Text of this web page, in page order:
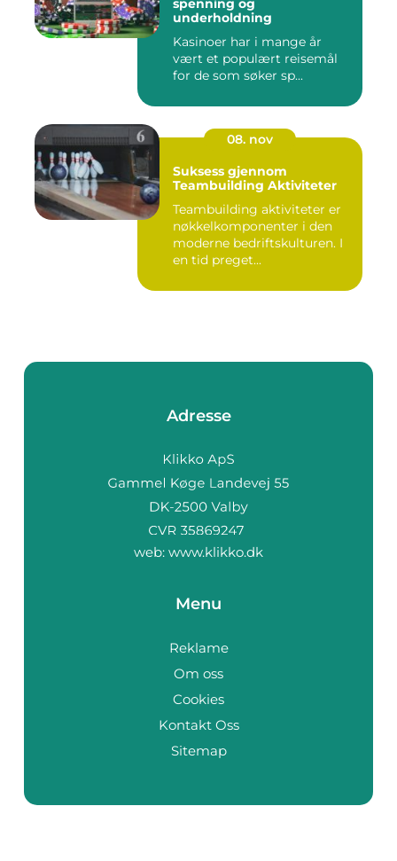
spenning og
underholdning
Kasinoer har i mange år
vært et populært reisemål
for de som søker sp...
08. nov
Suksess gjennom
Teambuilding Aktiviteter
Teambuilding aktiviteter er
nøkkelkomponenter i den
moderne bedriftskulturen. I
en tid preget...
Adresse
web: www.klikko.dk
Menu
Reklame
Om oss
Cookies
Kontakt Oss
Sitemap